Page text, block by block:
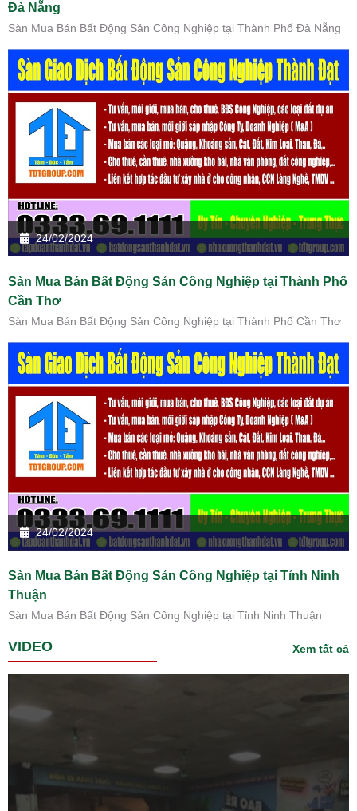
Đà Nẵng
Sàn Mua Bán Bất Động Sản Công Nghiệp tại Thành Phố Đà Nẵng
24/02/2024
Sàn Mua Bán Bất Động Sản Công Nghiệp tại Thành Phố
Cần Thơ
Sàn Mua Bán Bất Động Sản Công Nghiệp tại Thành Phố Cần Thơ
24/02/2024
Sàn Mua Bán Bất Động Sản Công Nghiệp tại Tỉnh Ninh
Thuận
Sàn Mua Bán Bất Động Sản Công Nghiệp tại Tỉnh Ninh Thuận
VIDEO Xem tất cả